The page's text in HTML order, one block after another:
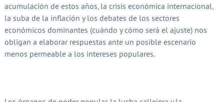
acumulación de estos años, la crisis económica internacional,
la suba de la inflación y los debates de los sectores
económicos dominantes (cuándo y cómo será el ajuste) nos
obligan a elaborar respuestas ante un posible escenario
menos permeable a los intereses populares.